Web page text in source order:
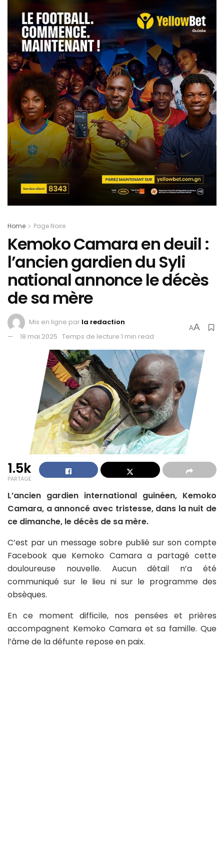
Home Page Noire
Kemoko Camara en deuil :
l’ancien gardien du Syli
national annonce le décès
de sa mère
Mis en ligne par la redaction
18 mai 2025 Temps de lecture:1 min read
AA
1.5k
PARTAGE
L’ancien gardien international guinéen, Kemoko
Camara, a annoncé avec tristesse, dans la nuit de
ce dimanche, le décès de sa mère.
C’est par un message sobre publié sur son compte
Facebook que Kemoko Camara a partagé cette
douloureuse nouvelle. Aucun détail n’a été
communiqué sur le lieu ni sur le programme des
obsèques.
En ce moment difficile, nos pensées et prières
accompagnent Kemoko Camara et sa famille. Que
l’âme de la défunte repose en paix.